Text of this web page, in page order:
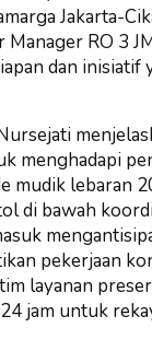
Jakarta-
Manager RO 3
dan inisiatif
menghadapi
mudik lebaran
di bawah
pekerjaan
layanan
jam untuk